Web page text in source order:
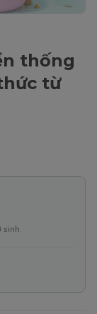
thống
từ
sinh